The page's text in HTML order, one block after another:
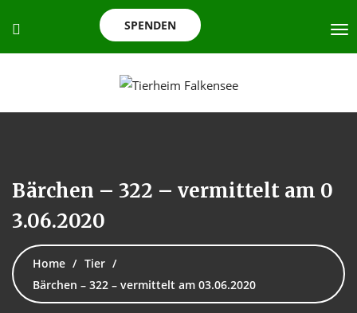
SPENDEN
Bärchen – 322 – vermittelt am 0
3.06.2020
Home
Tier
Bärchen – 322 – vermittelt am 03.06.2020